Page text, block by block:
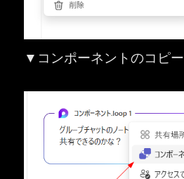
▼コンポーネントのコピー